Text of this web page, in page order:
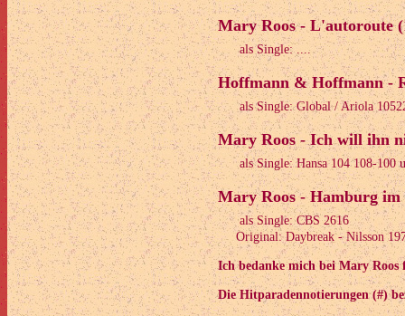
Mary Roos - L'autoroute
als Single: ....
Hoffmann & Hoffmann -
als Single: Global / Ariola
Mary Roos - Ich will ihn
als Single: Hansa 104 108-100
Mary Roos - Hamburg im
als Single: CBS 2616
Original: Daybreak - Nilsson
Ich bedanke mich bei Mary Roos
Die Hitparadennotierungen (#)